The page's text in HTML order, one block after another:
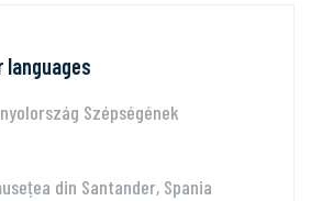
languages
Szépségének
din Santander, Spania